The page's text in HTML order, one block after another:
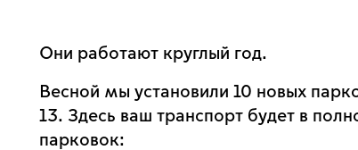
Они работают круглый год.
Весной мы установили 10 новых
13. Здесь ваш транспорт будет в
парковок: